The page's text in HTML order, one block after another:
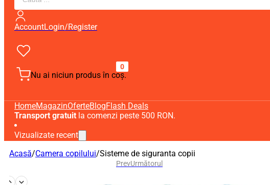
AccountLogin/Register
0
Nu ai niciun produs în coș.
HomeMagazinOferteBlogFlash Deals
Transport gratuit la comenzi peste 500 RON.
Vizualizate recent
Acasă/Camera copilului/Sisteme de siguranta copii
PrevUrmătorul